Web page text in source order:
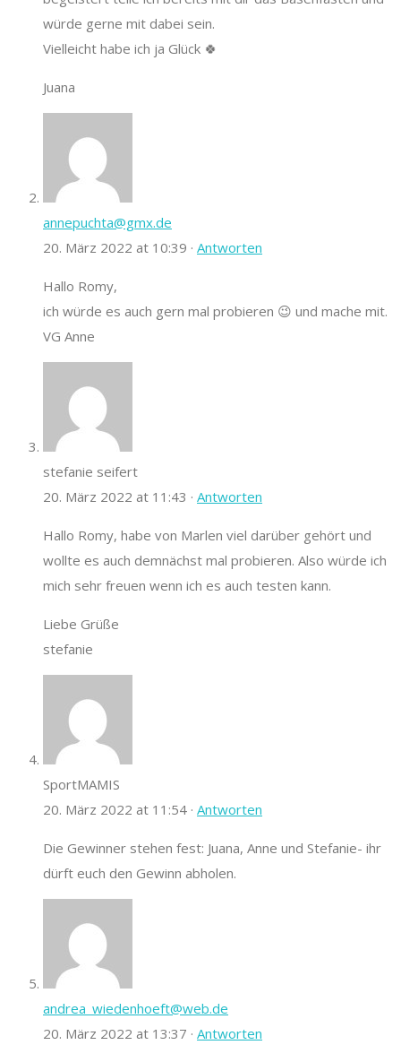
würde gerne mit dabei sein.
Vielleicht habe ich ja Glück 🍀
Juana
annepuchta@gmx.de
20. März 2022 at 10:39 · Antworten
Hallo Romy,
ich würde es auch gern mal probieren 😉 und mache mit.
VG Anne
stefanie seifert
20. März 2022 at 11:43 · Antworten
Hallo Romy, habe von Marlen viel darüber gehört und
wollte es auch demnächst mal probieren. Also würde ich
mich sehr freuen wenn ich es auch testen kann.
Liebe Grüße
stefanie
SportMAMIS
20. März 2022 at 11:54 · Antworten
Die Gewinner stehen fest: Juana, Anne und Stefanie- ihr
dürft euch den Gewinn abholen.
andrea_wiedenhoeft@web.de
20. März 2022 at 13:37 · Antworten